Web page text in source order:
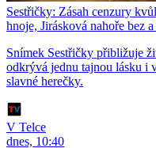
Sestřičky: Zásah cenzury
hnoje, Jirásková nahoře bez
Snímek Sestřičky přibližuje
odkrývá jednu tajnou lásku i
slavné herečky.
V Telce
dnes, 10:40